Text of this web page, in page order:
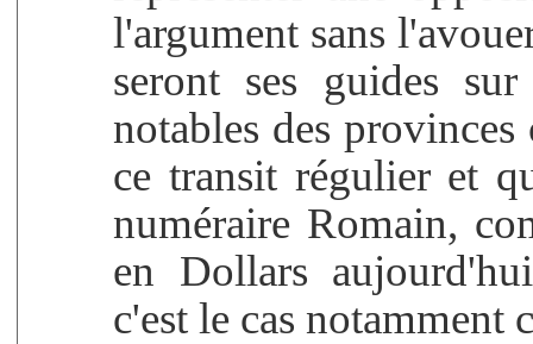
l'argument sans
seront ses guides
notables des
ce transit régulier et
numéraire Romain,
en Dollars
c'est le cas notamment